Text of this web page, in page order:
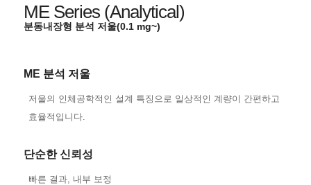
ME Series (Analytical)
분동내장형 분석 저울(0.1 mg~)
ME 분석 저울
저울의 인체공학적인 설계 특징으로 일상적인 계량이 간편하고
효율적입니다.
단순한 신뢰성
빠른 결과, 내부 보정